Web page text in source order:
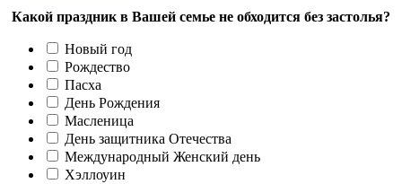
Какой праздник в Вашей семье не обходится без застолья?
Новый год
Рождество
Пасха
День Рождения
Масленица
День защитника Отечества
Международный Женский день
Хэллоуин